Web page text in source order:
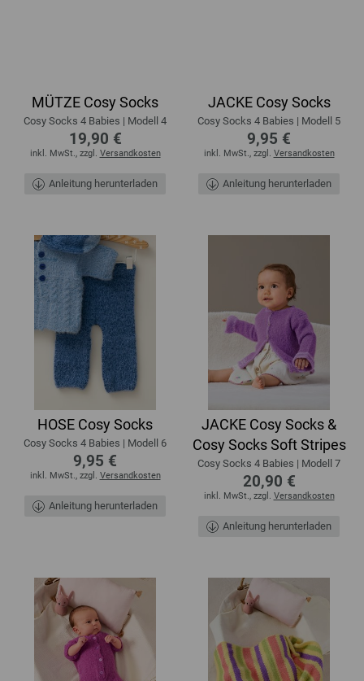
MÜTZE Cosy Socks
Cosy Socks 4 Babies | Modell 4
19,90 €
inkl. MwSt., zzgl. Versandkosten
Anleitung herunterladen
JACKE Cosy Socks
Cosy Socks 4 Babies | Modell 5
9,95 €
inkl. MwSt., zzgl. Versandkosten
Anleitung herunterladen
HOSE Cosy Socks
Cosy Socks 4 Babies | Modell 6
9,95 €
inkl. MwSt., zzgl. Versandkosten
Anleitung herunterladen
JACKE Cosy Socks &
Cosy Socks Soft Stripes
Cosy Socks 4 Babies | Modell 7
20,90 €
inkl. MwSt., zzgl. Versandkosten
Anleitung herunterladen